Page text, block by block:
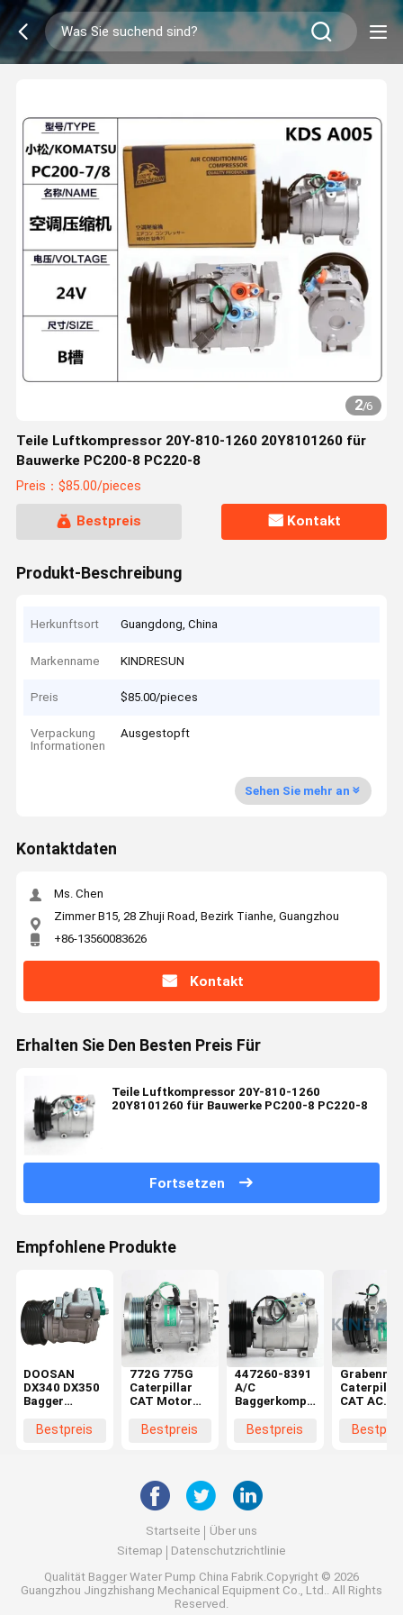
2/6
Teile Luftkompressor 20Y-810-1260 20Y8101260 für
Bauwerke PC200-8 PC220-8
Preis：$85.00/pieces
Bestpreis Kontakt
Produkt-Beschreibung
Herkunftsort Guangdong, China
Markenname KINDRESUN
Preis $85.00/pieces
Verpackung
Informationen
Ausgestopft
Sehen Sie mehr an
Kontaktdaten
Ms. Chen
Zimmer B15, 28 Zhuji Road, Bezirk Tianhe, Guangzhou
+86-13560083626
Kontakt
Erhalten Sie Den Besten Preis Für
Teile Luftkompressor 20Y-810-1260
20Y8101260 für Bauwerke PC200-8 PC220-8
Fortsetzen
Empfohlene Produkte
DOOSAN
DX340 DX350
Bagger
Nachschubkompressor
Bestpreis
772G 775G
Caterpillar
CAT Motor
Teile 582-
Bestpreis
447260-8391
A/C
Baggerkompressor
dieBestpreis
Caterpillar
CAT AC
308C 308D
Startseite
Über uns
Sitemap
Datenschutzrichtlinie
Qualität Bagger Water Pump China Fabrik.Copyright © 2026
Guangzhou Jingzhishang Mechanical Equipment Co., Ltd.. All Rights
Reserved.